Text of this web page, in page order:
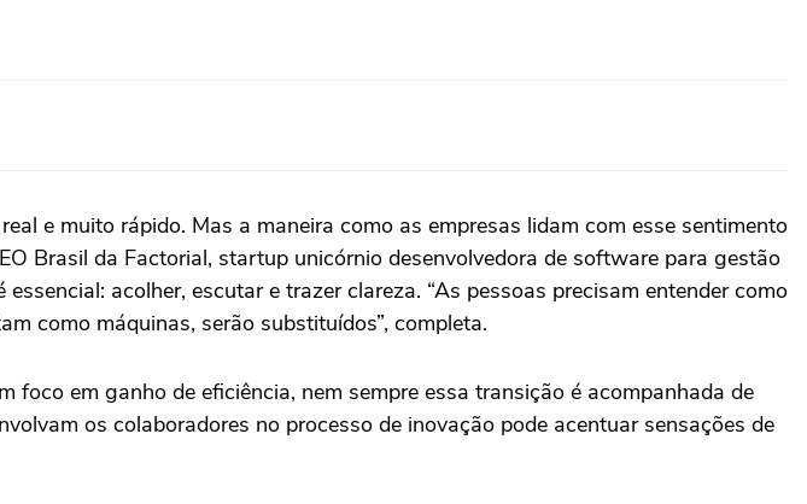
e muito rápido. Mas a maneira como as empresas lidam com esse sentimento
Brasil da Factorial, startup unicórnio desenvolvedora de software para gestão
acolher, escutar e trazer clareza. “As pessoas precisam entender como
como máquinas, serão substituídos”, completa.
em ganho de eficiência, nem sempre essa transição é acompanhada de
os colaboradores no processo de inovação pode acentuar sensações de